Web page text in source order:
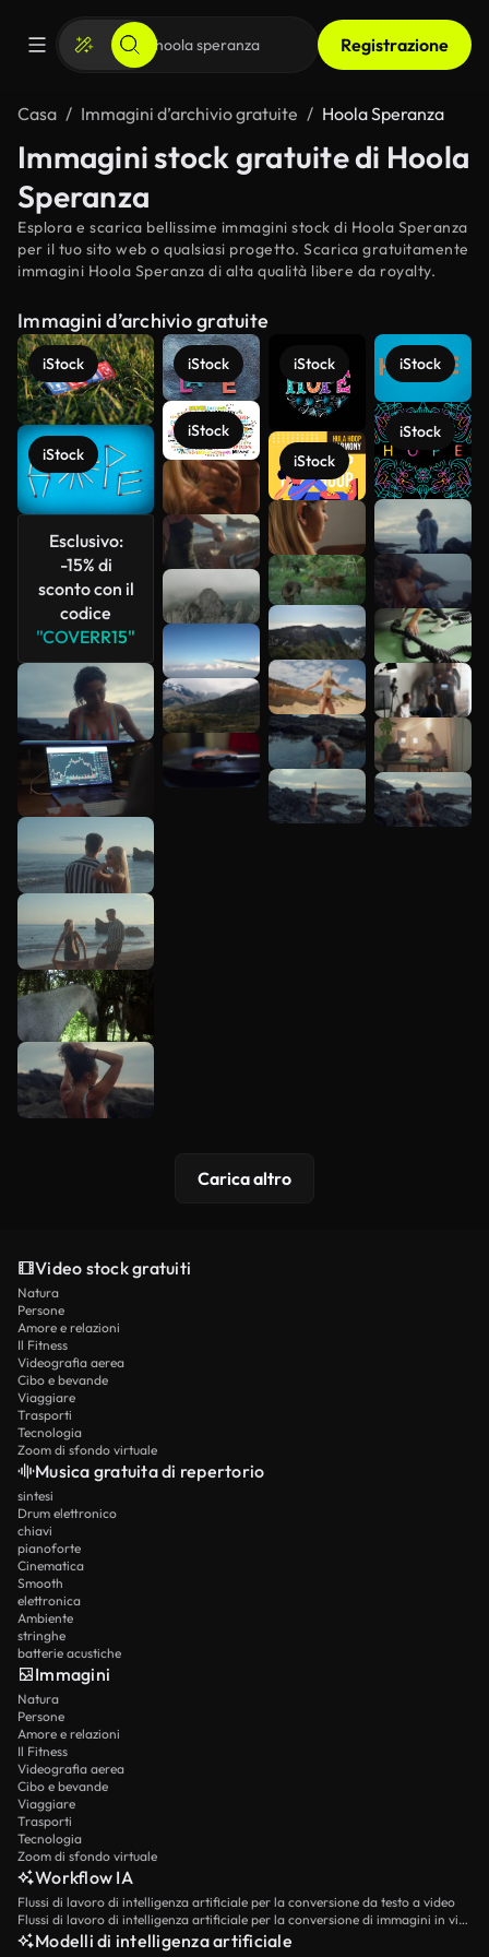
Registrazione
Casa Immagini d’archivio gratuite Hoola Speranza
Immagini stock gratuite di Hoola
Speranza
Esplora e scarica bellissime immagini stock di Hoola Speranza
per il tuo sito web o qualsiasi progetto. Scarica gratuitamente
immagini Hoola Speranza di alta qualità libere da royalty.
Immagini d’archivio gratuite
iStock
iStock
Esclusivo:
-15% di
sconto con il
codice
"COVERR15"
iStock
iStock
iStock
iStock
iStock
iStock
Scopri di
più
Carica altro
Video stock gratuiti
Natura
Persone
Amore e relazioni
Il Fitness
Videografia aerea
Cibo e bevande
Viaggiare
Trasporti
Tecnologia
Zoom di sfondo virtuale
Musica gratuita di repertorio
sintesi
Drum elettronico
chiavi
pianoforte
Cinematica
Smooth
elettronica
Ambiente
stringhe
batterie acustiche
Immagini
Natura
Persone
Amore e relazioni
Il Fitness
Videografia aerea
Cibo e bevande
Viaggiare
Trasporti
Tecnologia
Zoom di sfondo virtuale
Workflow IA
Flussi di lavoro di intelligenza artificiale per la conversione da testo a video
Flussi di lavoro di intelligenza artificiale per la conversione di immagini in video
Modelli di intelligenza artificiale